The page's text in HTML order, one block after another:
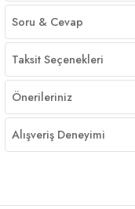
Soru & Cevap
Taksit Seçenekleri
Önerileriniz
Alışveriş Deneyimi